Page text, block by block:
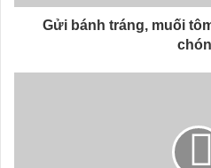
Gửi bánh tráng, muối